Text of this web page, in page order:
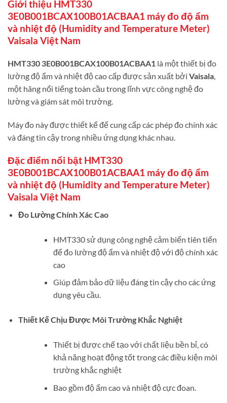
Giới thiệu HMT330
3E0B001BCAX100B01ACBAA1 máy đo độ ẩm
và nhiệt độ (Humidity and Temperature Meter)
Vaisala Việt Nam
HMT330 3E0B001BCAX100B01ACBAA1 là một thiết bị đo
lường độ ẩm và nhiệt độ cao cấp được sản xuất bởi Vaisala,
một hãng nổi tiếng toàn cầu trong lĩnh vực công nghệ đo
lường và giám sát môi trường.
Máy đo này được thiết kế để cung cấp các phép đo chính xác
và đáng tin cậy trong nhiều ứng dụng khác nhau.
Đặc điểm nổi bật HMT330
3E0B001BCAX100B01ACBAA1 máy đo độ ẩm
và nhiệt độ (Humidity and Temperature Meter)
Vaisala Việt Nam
Đo Lường Chính Xác Cao
HMT330 sử dụng công nghệ cảm biến tiên tiến
để đo lường độ ẩm và nhiệt độ với độ chính xác
cao
Giúp đảm bảo dữ liệu đáng tin cậy cho các ứng
dụng yêu cầu.
Thiết Kế Chịu Được Môi Trường Khắc Nghiệt
Thiết bị được chế tạo với chất liệu bền bỉ, có
khả năng hoạt động tốt trong các điều kiện môi
trường khắc nghiệt
Bao gồm độ ẩm cao và nhiệt độ cực đoan.